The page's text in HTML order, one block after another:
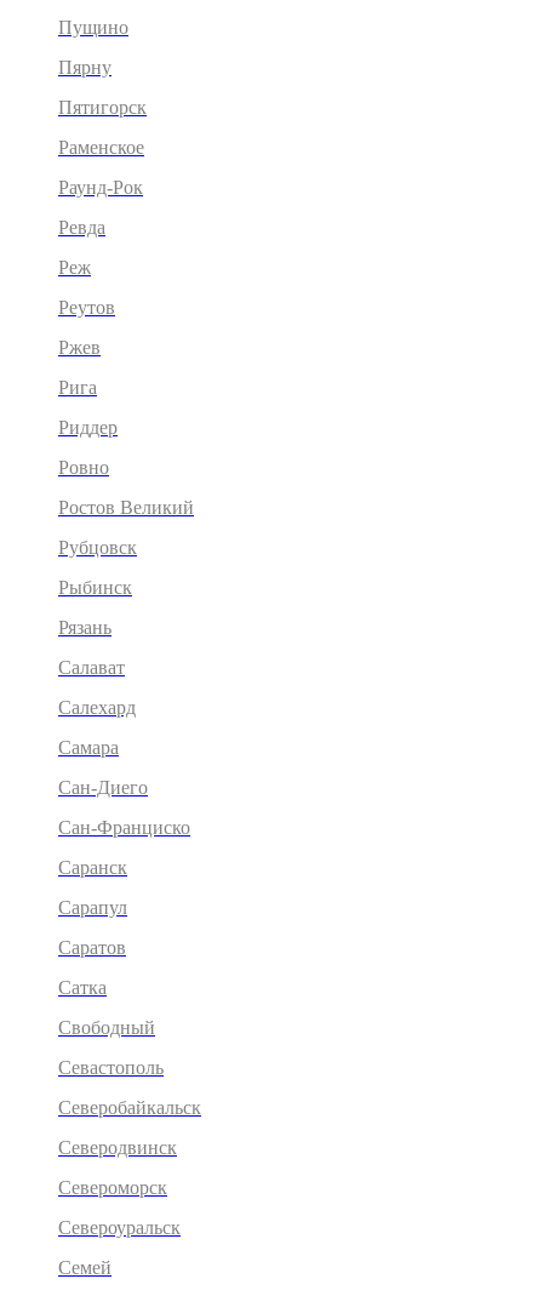
Пущино
Пярну
Пятигорск
Раменское
Раунд-Рок
Ревда
Реж
Реутов
Ржев
Рига
Риддер
Ровно
Ростов Великий
Рубцовск
Рыбинск
Рязань
Салават
Салехард
Самара
Сан-Диего
Сан-Франциско
Саранск
Сарапул
Саратов
Сатка
Свободный
Севастополь
Северобайкальск
Северодвинск
Североморск
Североуральск
Семей